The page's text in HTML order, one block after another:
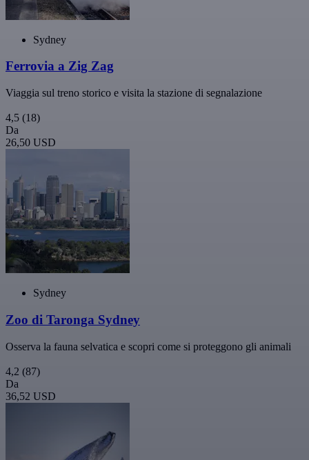
Sydney
Ferrovia a Zig Zag
Viaggia sul treno storico e visita la stazione di segnalazione
4,5 (18)
Da
26,50 USD
Sydney
Zoo di Taronga Sydney
Osserva la fauna selvatica e scopri come si proteggono gli animali
4,2 (87)
Da
36,52 USD